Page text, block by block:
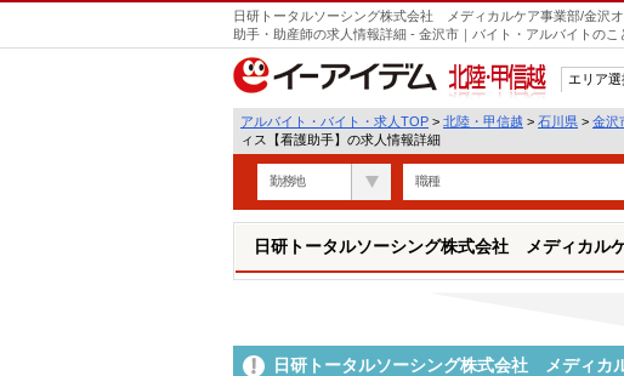
日研トータルソーシング株式会社 メディカルケア事業部/金沢
助手・助産師の求人情報詳細 - 金沢市｜バイト・アルバイトのこ
北陸・甲信越
エリア選
アルバイト・バイト・求人TOP > 北陸・甲信越 > 石川県 > 金沢
ィス【看護助手】の求人情報詳細
勤務地 職種
日研トータルソーシング株式会社 メディカル
日研トータルソーシング株式会社 メディカ